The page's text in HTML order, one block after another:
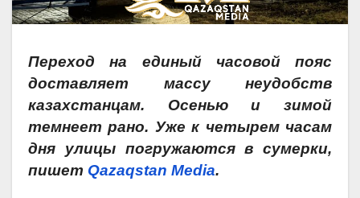
Переход на единый часовой пояс
доставляет массу неудобств
казахстанцам. Осенью и зимой
темнеет рано. Уже к четырем часам
дня улицы погружаются в сумерки,
пишет Qazaqstan Media.